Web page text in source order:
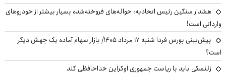
هشدار سنگین رئیس اتحادیه: حواله‌های فروخته‌شده بسیار بیشتر از خودروهای
وارداتی است!
پیش‌بینی بورس فردا شنبه ۱۷ مرداد ۱۴۰۵/ بازار سهام آماده یک جهش دیگر
است؟
زلنسکی باید با ریاست جمهوری اوکراین خداحافظی کند